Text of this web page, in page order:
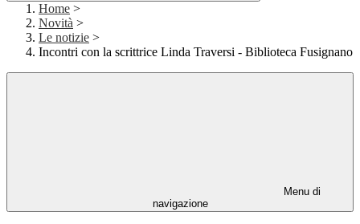
Home >
Novità >
Le notizie >
Incontri con la scrittrice Linda Traversi - Biblioteca Fusignano
Menu di
navigazione